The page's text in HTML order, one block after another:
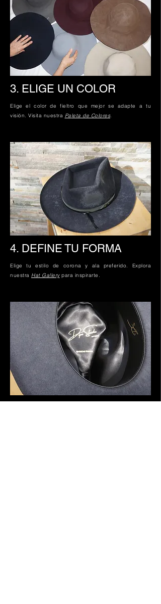
3. ELIGE UN COLOR
Elige el color de fieltro que mejor se adapte a tu
visión. Visita nuestra Paleta de Colores.
4. DEFINE TU FORMA
Elige tu estilo de corona y ala preferido. Explora
nuestra Hat Gallerypara inspirarte.